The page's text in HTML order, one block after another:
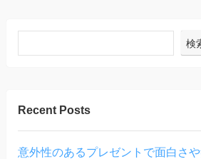
検
Recent Posts
意外性のあるプレゼントで面白さ